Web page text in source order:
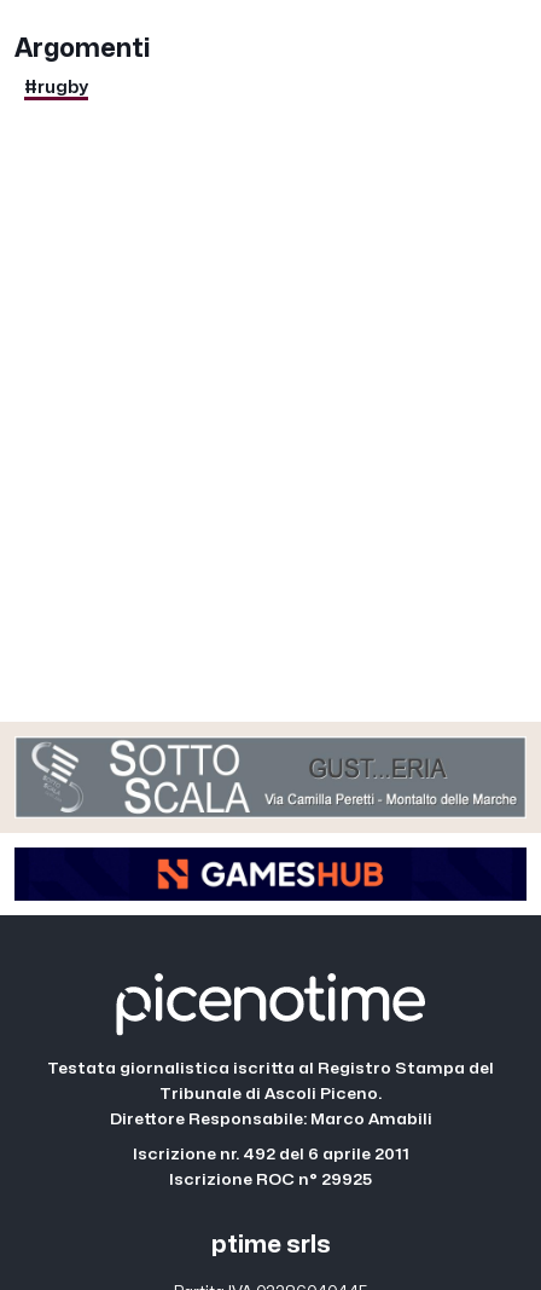
Argomenti
#rugby
Testata giornalistica iscritta al Registro Stampa del
Tribunale di Ascoli Piceno.
Direttore Responsabile: Marco Amabili
Iscrizione nr. 492 del 6 aprile 2011
Iscrizione ROC n° 29925
ptime srls